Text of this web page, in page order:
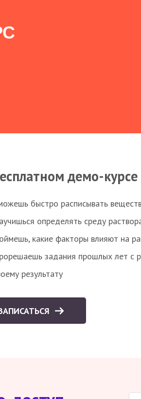
демо-
быстро расписывать
определять среду
какие факторы влияют на
задания прошлых лет с
результату